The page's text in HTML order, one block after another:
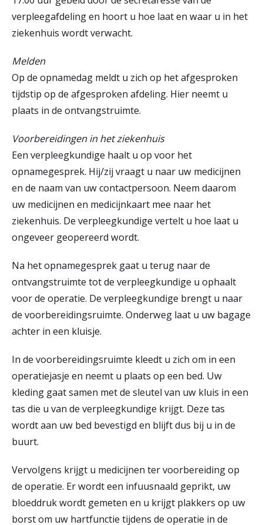
verpleegafdeling en hoort u hoe laat en waar u in het
ziekenhuis wordt verwacht.
Melden
Op de opnamedag meldt u zich op het afgesproken
tijdstip op de afgesproken afdeling. Hier neemt u
plaats in de ontvangstruimte.
Voorbereidingen in het ziekenhuis
Een verpleegkundige haalt u op voor het
opnamegesprek. Hij/zij vraagt u naar uw medicijnen
en de naam van uw contactpersoon. Neem daarom
uw medicijnen en medicijnkaart mee naar het
ziekenhuis. De verpleegkundige vertelt u hoe laat u
ongeveer geopereerd wordt.
Na het opnamegesprek gaat u terug naar de
ontvangstruimte tot de verpleegkundige u ophaalt
voor de operatie. De verpleegkundige brengt u naar
de voorbereidingsruimte. Onderweg laat u uw bagage
achter in een kluisje.
In de voorbereidingsruimte kleedt u zich om in een
operatiejasje en neemt u plaats op een bed. Uw
kleding gaat samen met de sleutel van uw kluis in een
tas die u van de verpleegkundige krijgt. Deze tas
wordt aan uw bed bevestigd en blijft dus bij u in de
buurt.
Vervolgens krijgt u medicijnen ter voorbereiding op
de operatie. Er wordt een infuusnaald geprikt, uw
bloeddruk wordt gemeten en u krijgt plakkers op uw
borst om uw hartfunctie tijdens de operatie in de